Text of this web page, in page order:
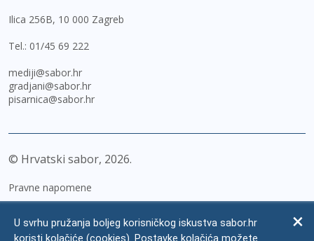
Ilica 256B, 10 000 Zagreb
Tel.: 01/45 69 222
mediji@sabor.hr
gradjani@sabor.hr
pisarnica@sabor.hr
© Hrvatski sabor, 2026
Pravne napomene
Zaštita osobnih podataka
U svrhu pružanja boljeg korisničkog iskustva sabor.hr
koristi kolačiće (cookies). Postavke kolačića možete